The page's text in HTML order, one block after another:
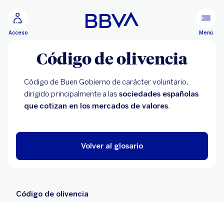
Acceso Menú
Código de olivencia
Código de Buen Gobierno de carácter voluntario,
dirigido principalmente a las sociedades españolas
que cotizan en los mercados de valores.
Volver al glosario
Código de olivencia